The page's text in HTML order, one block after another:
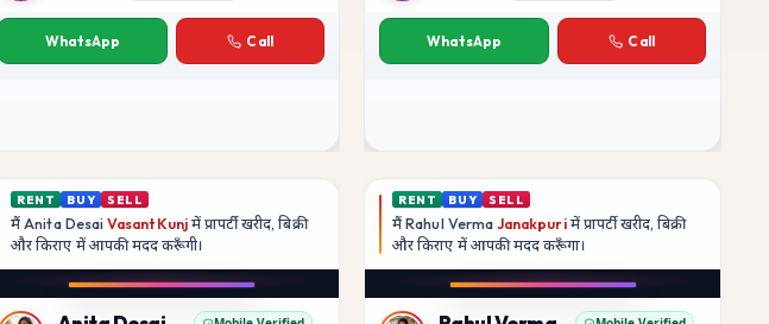
Priya Sharma
WhatsApp Call
Amit Singh
WhatsApp Call
RENT BUY SELL
मैंAnita Desai Vasant Kunjमें प्रापर्टी खरीद, बिक्री
और किराए में आपकी मददकरूँगी।
RENT BUY SELL
मैंRahul Verma Janakpuriमें प्रापर्टी खरीद, बिक्री
और किराए में आपकी मददकरूँगा।